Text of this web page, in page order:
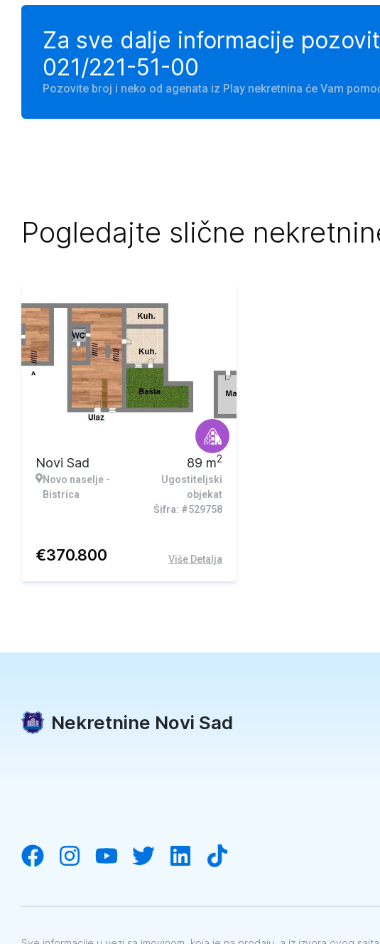
Za sve dalje informacije
021/221-51-00
Pozovite broj i neko od agenata iz Play nekretnina će Vam
Pogledajte slične
Novi Sad
Novo naselje -
Bistrica
89 m2
Ugostiteljski
objekat
Šifra: #529758
€370.800 Više Detalja
Nekretnine Novi Sad